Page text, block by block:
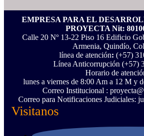
EMPRESA PARA EL
PROYECTA Nit:
Calle 20 Nº 13-22 Piso 16 Edificio
Armenia, Quindío,
línea de atención: (+57)
Línea Anticorrupción ‪(+57)
Horario de
lunes a viernes de 8:00 Am a 12 M y
Correo Institucional :
Correo para Notificaciones Judiciales:
Visitanos